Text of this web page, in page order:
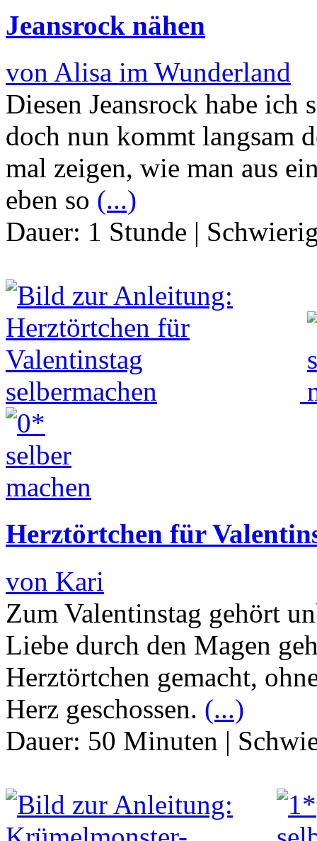
Jeansrock nähen
von Alisa im Wunderland
Diesen Jeansrock habe ich
doch nun kommt langsam
mal zeigen, wie man aus
eben so (...)
Dauer: 1 Stunde |
Herztörtchen für
von Kari
Zum Valentinstag gehört
Liebe durch den Magen
Herztörtchen gemacht,
Herz geschossen. (...)
Dauer: 50 Minuten |